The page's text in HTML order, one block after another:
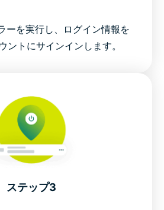
ーを実行し、ログイン情報を
ントにサインインします。
ステップ3